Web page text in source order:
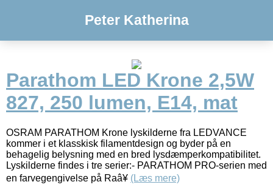
Peter Katherina
Parathom LED Krone 2,5W
827, 250 lumen, E14, mat
OSRAM PARATHOM Krone lyskilderne fra LEDVANCE
kommer i et klasskisk filamentdesign og byder på en
behagelig belysning med en bred lysdæmperkompatibilitet.
Lyskilderne findes i tre serier:- PARATHOM PRO-serien med
en farvegengivelse på Raâ¥ (Læs mere)